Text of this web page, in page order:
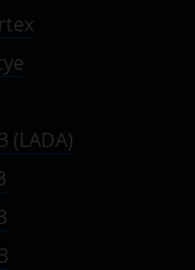
(LADA)